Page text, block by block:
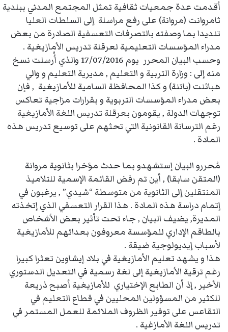
أقدمت عدة جمعيات ثقافية تمثل المجتمع المدني ببلدية
ثامروانت (مروانة) على رفع مراسلة إلى السلطات العليا
تنديدا بما وصفته بالتصرفات التعسفية الصادرة من بعض
مدراء المؤسسات التعليمية لعرقلة تدريس الأمازيغية .
وحسب البيان المحرر يوم 17/07/2016 والذي أُرسلت نسخ
منه إلى : وزارة التربية و التعليم , مديرية التعليم و والي
هباثنت (باتنة) و كذا المحافظة السامية للأمازيغية , فإن
بعض مدراء المؤسسات التربوية و بقرارات مزاجية تعاكس
توجهات الدولة , يقومون بعرقلة تدريس اللغة الأمازيغية
رغم الترسانة القانونية التي تحثهم على توسيع تدريس هذه
المادة .
مُحررو البيان إستشهدو بما حدث مؤخرا بثانوية مروانة
(المتقن سابقا) , أين تم رفض القائمة الإسمية للتلاميذ
المنتقلين إلى الثانوية من متوسطة “شيدي” , يرغبون في
إتمام دراسة هذه المادة . هذا القرار التعسفي الذي إتخذته
المديرة, يضيف البيان , جاء تحت تأثير بعض الأشخاص
بالطاقم الإداري للمؤسسة معروفون بعدائهم للأمازيغية
لأسباب إيديولوجية ضيقة .
هذا و يشهد تعليم الأمازيغية في بلاد إيشاوين تعثرا كبيرا
رغم ترقية الأمازيغية إلى لغة رسمية في التعديل الدستوري
الأخير , إذ أن الطابع الإختياري للأمازيغية أصبح ذريعة
للكثير من المسؤولين المحليين في قطاع التعليم في
التقاعس على توفير الظروف الملائمة للعمل المستمر في
تدريس اللغة الأمازغية .